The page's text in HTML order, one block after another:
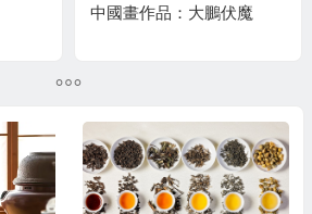
中國畫作品：大鵬伏魔